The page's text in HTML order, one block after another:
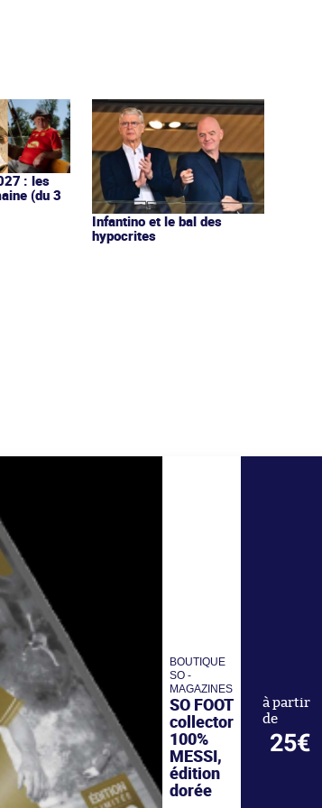
: les
(du 3
Infantino et le bal des
hypocrites
BOUTIQUE
SO -
MAGAZINES
SO FOOT
collector
100%
MESSI,
édition
dorée
à partir
de
25€